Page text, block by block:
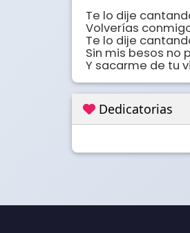
Te lo dije
Volverías
Te lo dije
Sin mis besos no
Y sacarme de tu
Dedicatorias